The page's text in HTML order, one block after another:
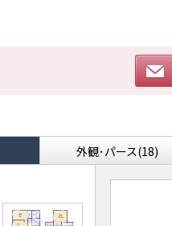
外観･パース(18)